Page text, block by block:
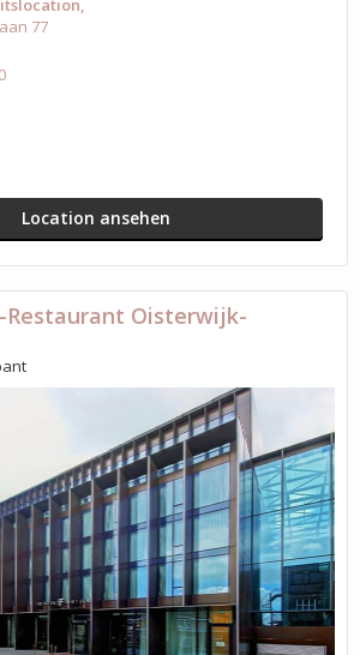
77
Location ansehen
Oisterwijk-